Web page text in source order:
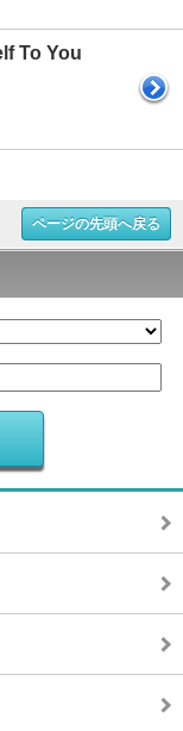
To You
ページの先頭へ戻る